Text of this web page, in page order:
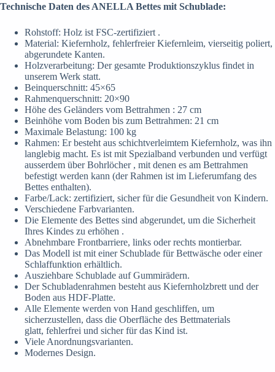
Technische Daten des ANELLA Bettes mit Schublade:
Rohstoff: Holz ist FSC-zertifiziert .
Material: Kiefernholz, fehlerfreier Kiefernleim, vierseitig poliert,
abgerundete Kanten.
Holzverarbeitung: Der gesamte Produktionszyklus findet in
unserem Werk statt.
Beinquerschnitt: 45×65
Rahmenquerschnitt: 20×90
Höhe des Geländers vom Bettrahmen : 27 cm
Beinhöhe vom Boden bis zum Bettrahmen: 21 cm
Maximale Belastung: 100 kg
Rahmen: Er besteht aus schichtverleimtem Kiefernholz, was ihn
langlebig macht. Es ist mit Spezialband verbunden und verfügt
ausserdem über Bohrlöcher , mit denen es am Bettrahmen
befestigt werden kann (der Rahmen ist im Lieferumfang des
Bettes enthalten).
Farbe/Lack: zertifiziert, sicher für die Gesundheit von Kindern.
Verschiedene Farbvarianten.
Die Elemente des Bettes sind abgerundet, um die Sicherheit
Ihres Kindes zu erhöhen .
Abnehmbare Frontbarriere, links oder rechts montierbar.
Das Modell ist mit einer Schublade für Bettwäsche oder einer
Schlaffunktion erhältlich.
Ausziehbare Schublade auf Gummirädern.
Der Schubladenrahmen besteht aus Kiefernholzbrett und der
Boden aus HDF-Platte.
Alle Elemente werden von Hand geschliffen, um
sicherzustellen, dass die Oberfläche des Bettmaterials
glatt, fehlerfrei und sicher für das Kind ist.
Viele Anordnungsvarianten.
Modernes Design.